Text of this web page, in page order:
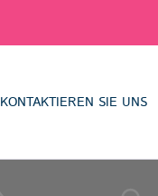
KONTAKTIEREN SIE UNS